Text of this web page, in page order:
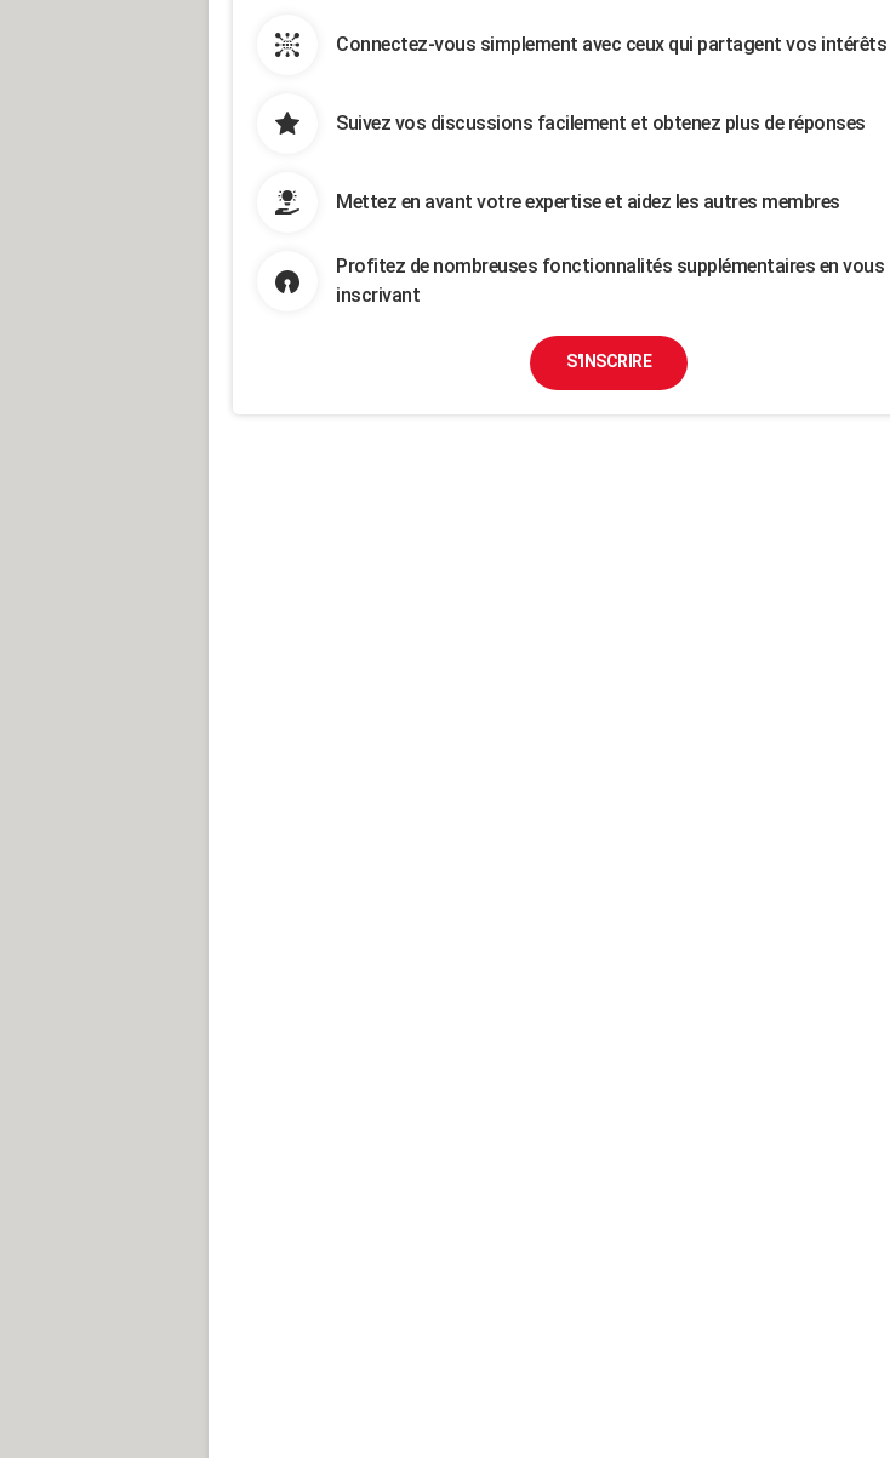
Connectez-vous simplement avec ceux qui partagent vos intérêts
Suivez vos discussions facilement et obtenez plus de réponses
Mettez en avant votre expertise et aidez les autres membres
Profitez de nombreuses fonctionnalités supplémentaires en vous
inscrivant
S'INSCRIRE